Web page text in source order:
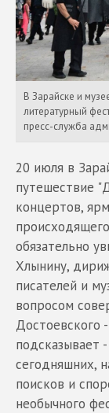
В Зарайске и
литературный
пресс-служба
20 июля в
путешествие
концертов,
обязательно
Хлынину,
писателей и
вопросом
Достоевского
подсказывает
сегодняшних,
поисков и
необычного